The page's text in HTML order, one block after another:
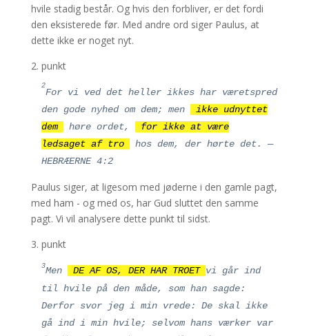
10 Thi den, der er gået ind i hans hvile, har
også hvilet fra sine gerninger, ligesom Gud
har hvilet fra sine.
Lad os derfor prøve at gå ind i den hvile,
ulydighed.
12For Guds ord er levende og virksomt og
skarpere end noget tveægget sværd; og
trænger ind til opdelingen af sjæl og ånd,
led og marv og skelner hjertets tanker og
hensigter.
Og der er ingen skabt ting, som ikke er
åbenbar i hans nærhed; men alt er nøgt og
regnskab for. Jesus den store ypperstepræst
14Derfor, eftersom vi har en stor
ypperstepræst, som er gået gennem himlen,
Jesus, Guds søn, så lad os holde fast ved
vores bekendelse. 15 Thi vi have ikke en
hvile stadig består. Og hvis den forbliver, er det fordi
den eksisterede før. Med andre ord siger Paulus, at
dette ikke er noget nyt.
2. punkt
2
For vi ved det heller ikkes har væretspred
den gode nyhed om dem; men
ikke udnyttet
dem
høre ordet,
for ikke at være
ledsaget af tro
hos dem, der hørte det. —
HEBRÆERNE 4:2
Paulus siger, at ligesom med jøderne i den gamle pagt,
med ham - og med os, har Gud sluttet den samme
pagt. Vi vil analysere dette punkt til sidst.
3. punkt
3Men DE AF OS, DER HAR TROET vi går ind
til hvile på den måde, som han sagde:
Derfor svor jeg i min vrede: De skal ikke
gå ind i min hvile; selvom hans værker var